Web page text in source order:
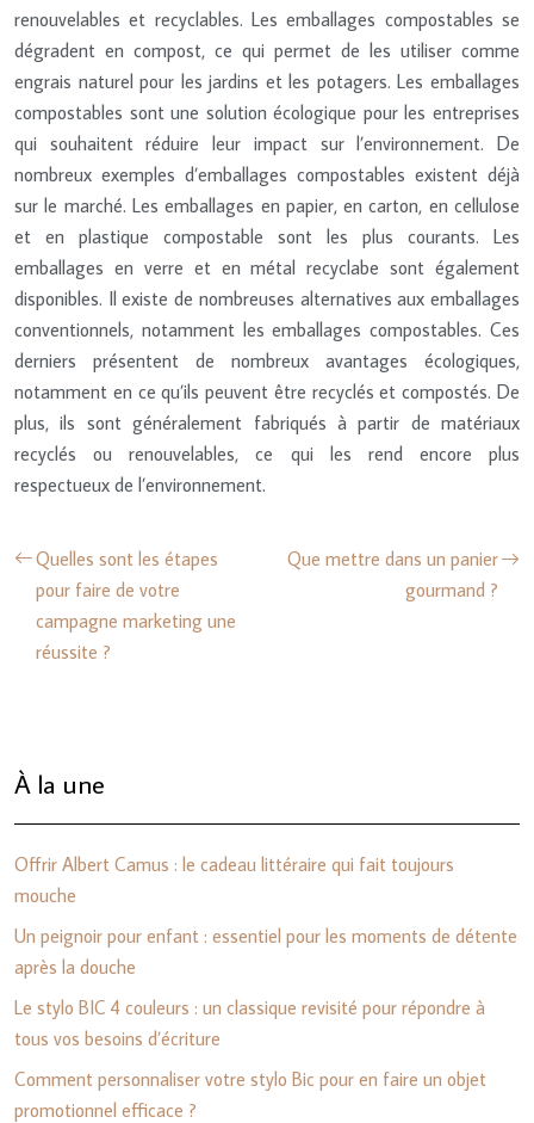
renouvelables et recyclables. Les emballages compostables se
dégradent en compost, ce qui permet de les utiliser comme
engrais naturel pour les jardins et les potagers. Les emballages
compostables sont une solution écologique pour les entreprises
qui souhaitent réduire leur impact sur l’environnement. De
nombreux exemples d’emballages compostables existent déjà
sur le marché. Les emballages en papier, en carton, en cellulose
et en plastique compostable sont les plus courants. Les
emballages en verre et en métal recyclabe sont également
disponibles. Il existe de nombreuses alternatives aux emballages
conventionnels, notamment les emballages compostables. Ces
derniers présentent de nombreux avantages écologiques,
notamment en ce qu’ils peuvent être recyclés et compostés. De
plus, ils sont généralement fabriqués à partir de matériaux
recyclés ou renouvelables, ce qui les rend encore plus
respectueux de l’environnement.
Quelles sont les étapes
pour faire de votre
campagne marketing une
réussite ?
Que mettre dans un panier
gourmand ?
À la une
Offrir Albert Camus : le cadeau littéraire qui fait toujours
mouche
Un peignoir pour enfant : essentiel pour les moments de détente
après la douche
Le stylo BIC 4 couleurs : un classique revisité pour répondre à
tous vos besoins d’écriture
Comment personnaliser votre stylo Bic pour en faire un objet
promotionnel efficace ?